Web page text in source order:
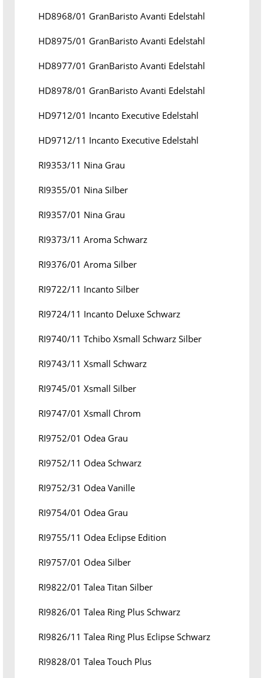
HD8968/01 GranBaristo Avanti Edelstahl
HD8975/01 GranBaristo Avanti Edelstahl
HD8977/01 GranBaristo Avanti Edelstahl
HD8978/01 GranBaristo Avanti Edelstahl
HD9712/01 Incanto Executive Edelstahl
HD9712/11 Incanto Executive Edelstahl
RI9353/11 Nina Grau
RI9355/01 Nina Silber
RI9357/01 Nina Grau
RI9373/11 Aroma Schwarz
RI9376/01 Aroma Silber
RI9722/11 Incanto Silber
RI9724/11 Incanto Deluxe Schwarz
RI9740/11 Tchibo Xsmall Schwarz Silber
RI9743/11 Xsmall Schwarz
RI9745/01 Xsmall Silber
RI9747/01 Xsmall Chrom
RI9752/01 Odea Grau
RI9752/11 Odea Schwarz
RI9752/31 Odea Vanille
RI9754/01 Odea Grau
RI9755/11 Odea Eclipse Edition
RI9757/01 Odea Silber
RI9822/01 Talea Titan Silber
RI9826/01 Talea Ring Plus Schwarz
RI9826/11 Talea Ring Plus Eclipse Schwarz
RI9828/01 Talea Touch Plus